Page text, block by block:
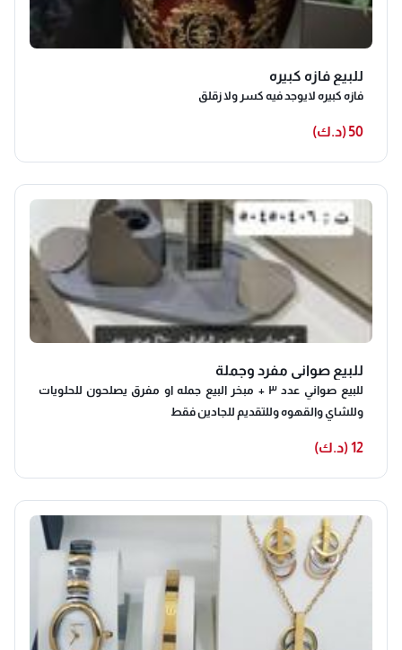
للبيع فازه كبيره
فازه كبيره لايوجد فيه كسر ولا زقلق
50 (د.ك)
للبيع صواني مفرد وجملة
للبيع صواني عدد ٣ + مبخر البيع جمله او مفرق يصلحون للحلويات
وللشاي والقهوه وللتقديم للجادين فقط
12 (د.ك)